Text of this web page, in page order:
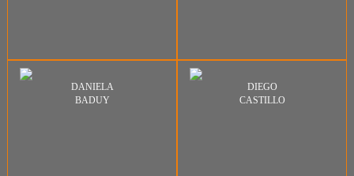
DANIELA
BADUY
DIEGO
CASTILLO